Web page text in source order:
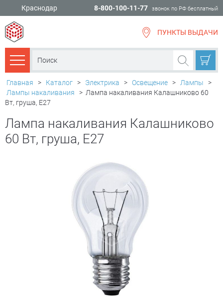
Краснодар 8-800-100-11-77 звонок по РФ бесплатный
ПУНКТЫ ВЫДАЧИ
Каталог товаров
Главная > Каталог > Электрика > Освещение > Лампы
>
Лампы накаливания
> Лампа накаливания Калашниково 60
Вт, груша, Е27
Лампа накаливания Калашниково
60 Вт, груша, Е27